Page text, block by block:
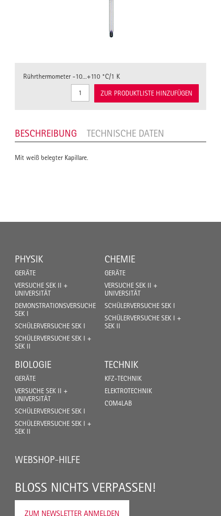
Rührthermometer -10...+110 °C/1 K
ZUR PRODUKTLISTE HINZUFÜGEN
BESCHREIBUNG TECHNISCHE DATEN
Mit weiß belegter Kapillare.
PHYSIK
GERÄTE
VERSUCHE SEK II +
UNIVERSITÄT
DEMONSTRATIONSVERSUCHE
SEK I
SCHÜLERVERSUCHE SEK I
SCHÜLERVERSUCHE SEK I +
SEK II
CHEMIE
GERÄTE
VERSUCHE SEK II +
UNIVERSITÄT
SCHÜLERVERSUCHE SEK I
SCHÜLERVERSUCHE SEK I +
SEK II
BIOLOGIE
GERÄTE
VERSUCHE SEK II +
UNIVERSITÄT
SCHÜLERVERSUCHE SEK I
SCHÜLERVERSUCHE SEK I +
SEK II
TECHNIK
KFZ-TECHNIK
ELEKTROTECHNIK
COM4LAB
WEBSHOP-HILFE
BLOSS NICHTS VERPASSEN!
ZUM NEWSLETTER ANMELDEN